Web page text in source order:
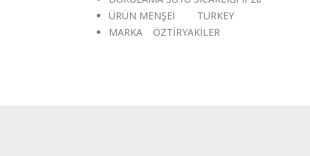
ÜRÜN MENŞEİ
TURKEY
MARKA
ÖZTİRYAKİLER